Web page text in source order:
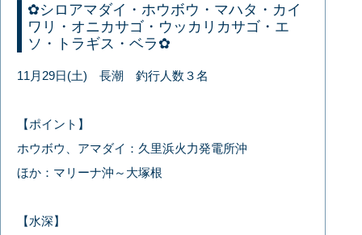
✿シロアマダイ・ホウボウ・マハタ・カイ
ワリ・オニカサゴ・ウッカリカサゴ・エ
ソ・トラギス・ベラ✿
11月29日(土) 長潮 釣行人数３名
【ポイント】
ホウボウ、アマダイ：久里浜火力発電所沖
ほか：マリーナ沖～大塚根
【水深】